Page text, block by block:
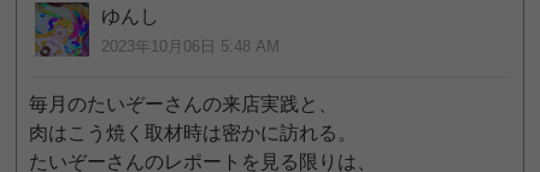
ゆんし
2023年10月06日 5:48 AM
毎月のたいぞーさんの来店実践と、
肉はこう焼く取材時は密かに訪れる。
たいぞーさんのレポートを見る限りは、